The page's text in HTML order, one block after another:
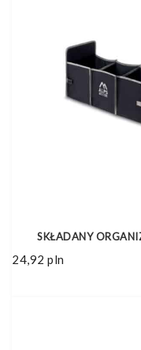
SKŁADANY
24,92 pln